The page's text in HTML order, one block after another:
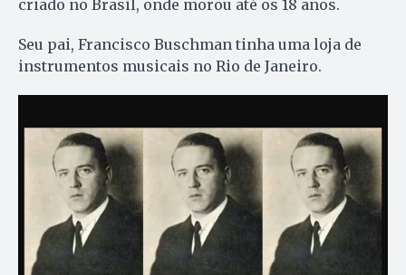
criado no Brasil, onde morou até os 18 anos.
Seu pai, Francisco Buschman tinha uma loja de
instrumentos musicais no Rio de Janeiro.